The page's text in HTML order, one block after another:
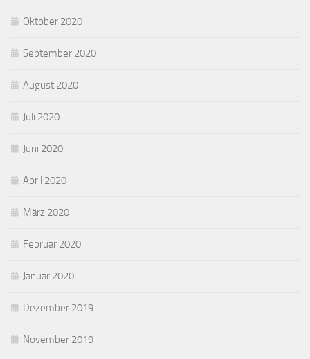
Oktober 2020
September 2020
August 2020
Juli 2020
Juni 2020
April 2020
März 2020
Februar 2020
Januar 2020
Dezember 2019
November 2019